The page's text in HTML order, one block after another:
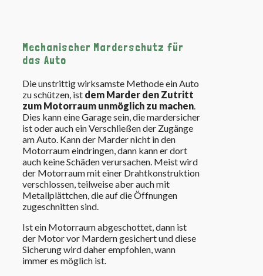
Mechanischer Marderschutz für
das Auto
Die unstrittig wirksamste Methode ein Auto
zu schützen, ist dem Marder den Zutritt
zum Motorraum unmöglich zu machen.
Dies kann eine Garage sein, die mardersicher
ist oder auch ein Verschließen der Zugänge
am Auto. Kann der Marder nicht in den
Motorraum eindringen, dann kann er dort
auch keine Schäden verursachen. Meist wird
der Motorraum mit einer Drahtkonstruktion
verschlossen, teilweise aber auch mit
Metallplättchen, die auf die Öffnungen
zugeschnitten sind.
Ist ein Motorraum abgeschottet, dann ist
der Motor vor Mardern gesichert und diese
Sicherung wird daher empfohlen, wann
immer es möglich ist.